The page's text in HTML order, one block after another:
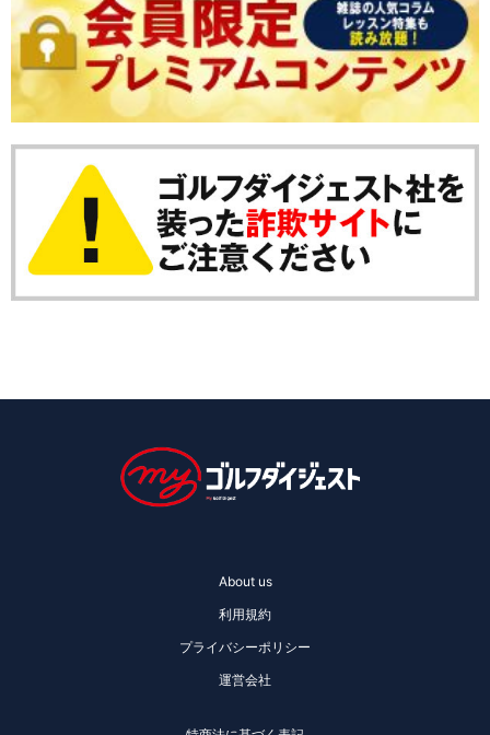
About us
利用規約
プライバシーポリシー
運営会社